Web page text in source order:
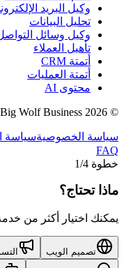
وكيل البريد
تحليل البيانات
وكيل وسائل
تأهيل العملاء
أتمتة CRM
أتمتة العمليات
محتوى AI
©
2026
سياسة الخصوصيةسياسة
FAQ
خطوة
1/4
ماذا تحتاج؟
يمكنك اختيار أكثر من
تصميم الويب